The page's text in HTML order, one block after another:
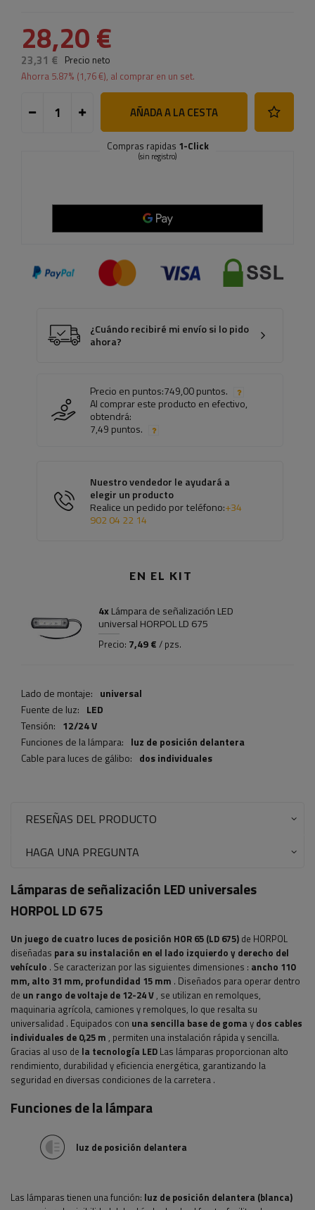
28,20 €
23,31 € Precio neto
Ahorra 5.87% (1,76 €), al comprar en un set.
AÑADA A LA CESTA
Compras rapidas 1-Click
(sin registro)
¿Cuándo recibiré mi envío si lo pido
ahora?
Precio en puntos:749,00 puntos.
Al comprar este producto en efectivo,
obtendrá:
7,49 puntos.
Nuestro vendedor le ayudará a
elegir un producto
Realice un pedido por teléfono:+34
902 04 22 14
EN EL KIT
4xLámpara de señalización LED
universal HORPOL LD 675
Precio: 7,49 € / pzs.
Lado de montaje: universal
Fuente de luz: LED
Tensión: 12/24 V
Funciones de la lámpara: luz de posición delantera
Cable para luces de gálibo: dos individuales
RESEÑAS DEL PRODUCTO
HAGA UNA PREGUNTA
Lámparas de señalización LED universales
HORPOL LD 675
Un juego de cuatro luces de posición HOR 65 (LD 675) de HORPOL
diseñadas para su instalación en el lado izquierdo y derecho del
vehículo . Se caracterizan por las siguientes dimensiones : ancho 110
mm, alto 31 mm, profundidad 15 mm . Diseñados para operar dentro
de un rango de voltaje de 12-24 V, se utilizan en remolques,
maquinaria agrícola, camiones y remolques, lo que resalta su
universalidad . Equipados con una sencilla base de goma y dos cables
individuales de 0,25 m , permiten una instalación rápida y sencilla.
Gracias al uso de la tecnología LED Las lámparas proporcionan alto
rendimiento, durabilidad y eficiencia energética, garantizando la
seguridad en diversas condiciones de la carretera .
Funciones de la lámpara
luz de posición delantera
Las lámparas tienen una función: luz de posición delantera (blanca)